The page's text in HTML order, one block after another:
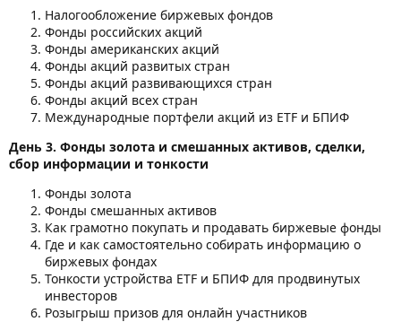
Налогообложение биржевых фондов
Фонды российских акций
Фонды американских акций
Фонды акций развитых стран
Фонды акций развивающихся стран
Фонды акций всех стран
Международные портфели акций из ETF и БПИФ
День 3. Фонды золота и смешанных активов, сделки,
сбор информации и тонкости
Фонды золота
Фонды смешанных активов
Как грамотно покупать и продавать биржевые фонды
Где и как самостоятельно собирать информацию о
биржевых фондах
Тонкости устройства ETF и БПИФ для продвинутых
инвесторов
Розыгрыш призов для онлайн участников